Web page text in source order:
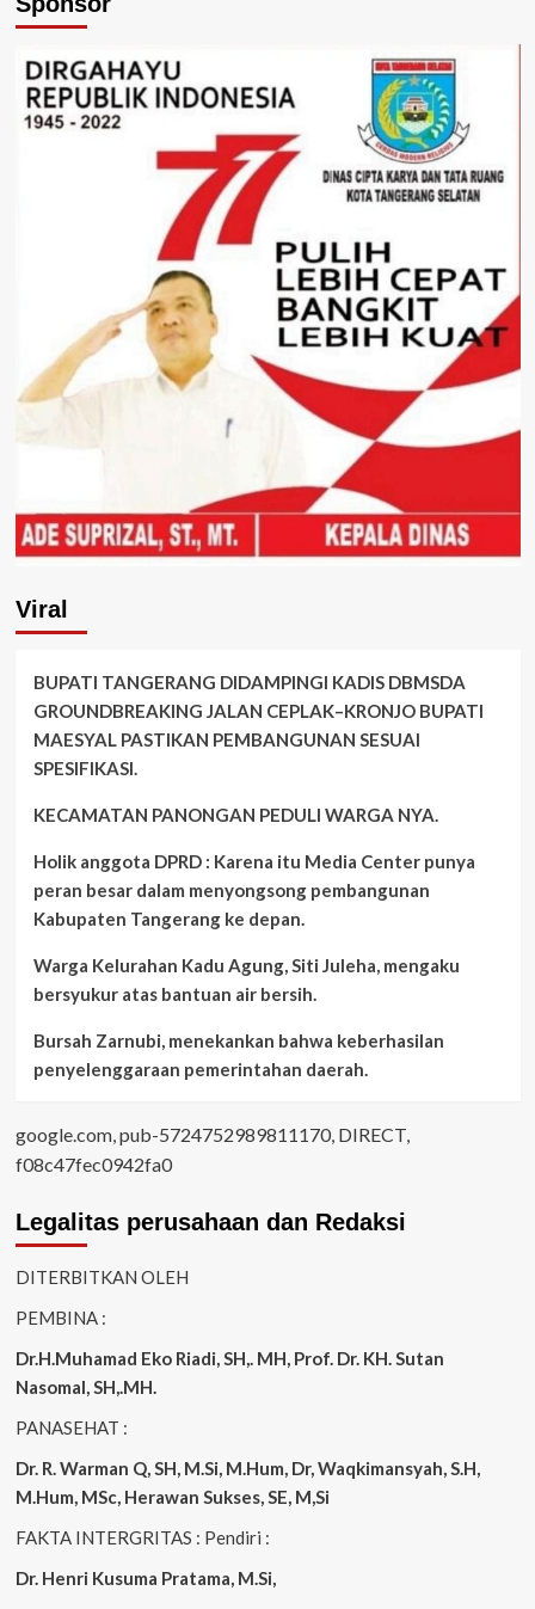
Viral
BUPATI TANGERANG DIDAMPINGI KADIS DBMSDA
GROUNDBREAKING JALAN CEPLAK–KRONJO BUPATI
MAESYAL PASTIKAN PEMBANGUNAN SESUAI
SPESIFIKASI.
KECAMATAN PANONGAN PEDULI WARGA NYA.
Holik anggota DPRD : Karena itu Media Center punya
peran besar dalam menyongsong pembangunan
Kabupaten Tangerang ke depan.
Warga Kelurahan Kadu Agung, Siti Juleha, mengaku
bersyukur atas bantuan air bersih.
Bursah Zarnubi, menekankan bahwa keberhasilan
penyelenggaraan pemerintahan daerah.
google.com, pub-5724752989811170, DIRECT,
f08c47fec0942fa0
Legalitas perusahaan dan Redaksi
DITERBITKAN OLEH
PEMBINA :
Dr.H.Muhamad Eko Riadi, SH,. MH, Prof. Dr. KH. Sutan
Nasomal, SH,.MH.
PANASEHAT :
Dr. R. Warman Q, SH, M.Si, M.Hum, Dr, Waqkimansyah, S.H,
M.Hum, MSc, Herawan Sukses, SE, M,Si
FAKTA INTERGRITAS : Pendiri :
Dr. Henri Kusuma Pratama, M.Si,